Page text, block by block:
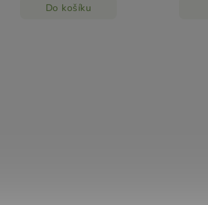
Do košíku